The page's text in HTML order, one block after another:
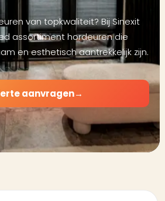
van topkwaliteit? Bij Sinexit
assortiment hordeuren die
en esthetisch aantrekkelijk zijn.
aanvragen→